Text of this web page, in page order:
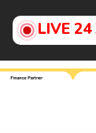
LIVE 24